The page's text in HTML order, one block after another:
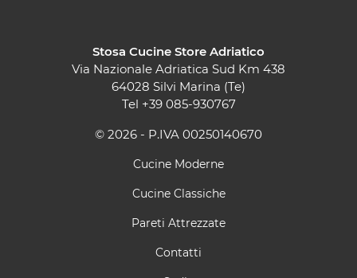
Stosa Cucine Store Adriatico
Via Nazionale Adriatica Sud Km 438
64028 Silvi Marina (Te)
Tel +39 085-930767
© 2026 - P.IVA 00250140670
Cucine Moderne
Cucine Classiche
Pareti Attrezzate
Contatti